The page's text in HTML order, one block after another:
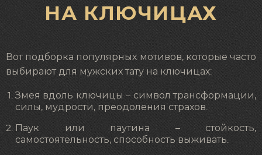
НА КЛЮЧИЦАХ
Вот подборка популярных мотивов, которые часто
выбирают для мужских тату на ключицах:
Змея вдоль ключицы – символ трансформации,
силы, мудрости, преодоления страхов.
Паук или паутина – стойкость,
самостоятельность, способность выживать.